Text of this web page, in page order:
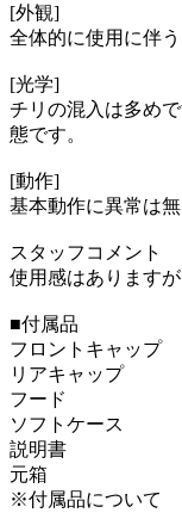
[外観]
全体的に使用に伴
[光学]
チリの混入は多め
態です。
[動作]
基本動作に異常は無
スタッフコメント
使用感はあります
■付属品
フロントキャップ
リアキャップ
フード
ソフトケース
説明書
元箱
※付属品について